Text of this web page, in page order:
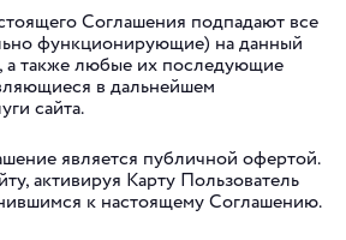
Соглашения подпадают все
функционирующие) на данный
а также любые их последующие
в дальнейшем
сайта.
является публичной офертой.
активируя Карту Пользователь
к настоящему Соглашению.